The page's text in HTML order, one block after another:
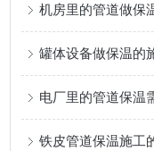
机房里的管道做保
罐体设备做保温的
电厂里的管道保温
铁皮管道保温施工